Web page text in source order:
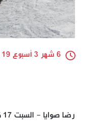
6 شهر 3 أسبوع 19 س 57 د 53 ث
رضا صوايا - السبت 17 كانون الثاني 2026